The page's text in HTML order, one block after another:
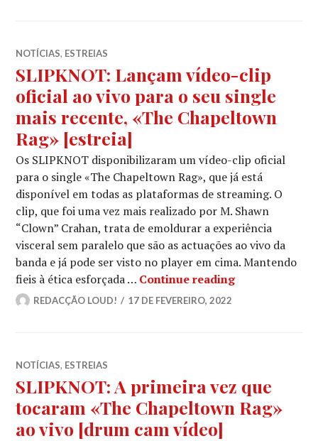
NOTÍCIAS, ESTREIAS
SLIPKNOT: Lançam vídeo-clip
oficial ao vivo para o seu single
mais recente, «The Chapeltown
Rag» [estreia]
Os SLIPKNOT disponibilizaram um vídeo-clip oficial
para o single «The Chapeltown Rag», que já está
disponível em todas as plataformas de streaming. O
clip, que foi uma vez mais realizado por M. Shawn
“Clown” Crahan, trata de emoldurar a experiência
visceral sem paralelo que são as actuações ao vivo da
banda e já pode ser visto no player em cima. Mantendo
fieis à ética esforçada … Continue readingSLIPKNOT:
REDACÇÃO LOUD! 17 DE FEVEREIRO, 2022
NOTÍCIAS, ESTREIAS
SLIPKNOT: A primeira vez que
tocaram «The Chapeltown Rag»
ao vivo [drum cam vídeo]